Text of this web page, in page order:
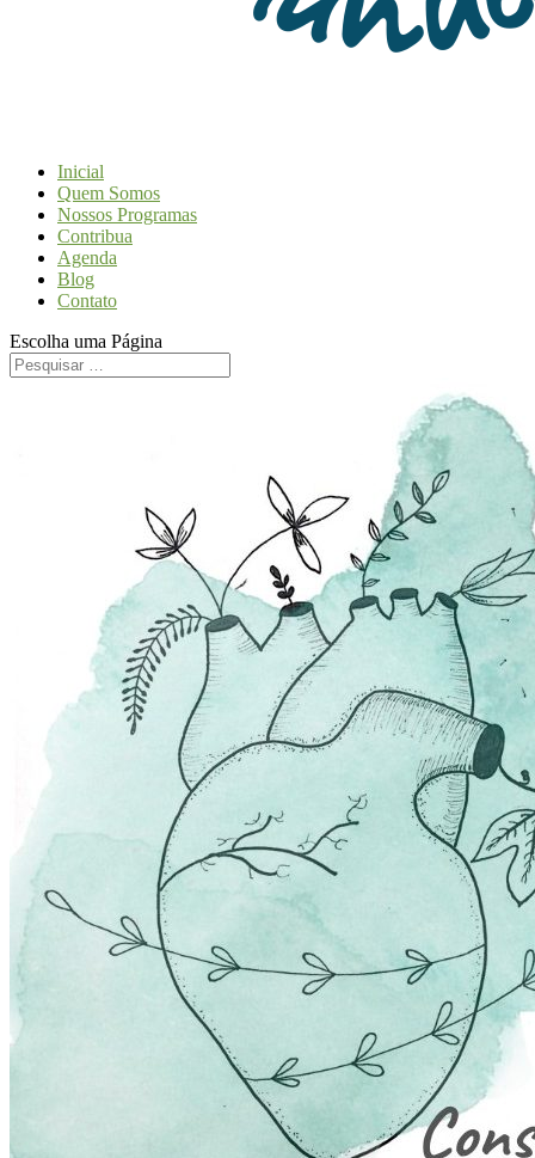
Inicial
Quem Somos
Nossos Programas
Contribua
Agenda
Blog
Contato
Escolha uma Página